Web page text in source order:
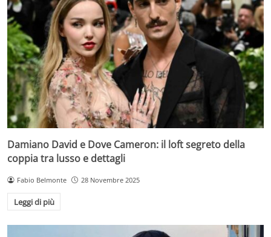
Damiano David e Dove Cameron: il loft segreto della
coppia tra lusso e dettagli
Fabio Belmonte 28 Novembre 2025
Leggi di più